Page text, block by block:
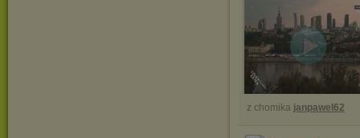
z chomika janpawel62